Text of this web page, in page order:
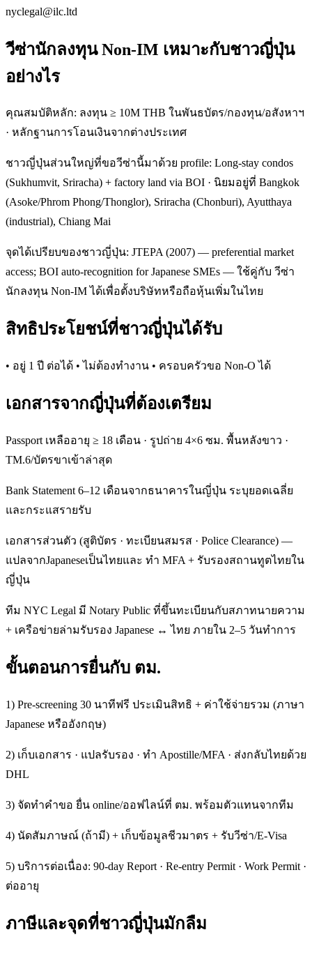
nyclegal@ilc.ltd
วีซ่านักลงทุน Non-IM เหมาะกับชาวญี่ปุ่น
อย่างไร
คุณสมบัติหลัก: ลงทุน ≥ 10M THB ในพันธบัตร/กองทุน/อสังหาฯ
· หลักฐานการโอนเงินจากต่างประเทศ
ชาวญี่ปุ่นส่วนใหญ่ที่ขอวีซ่านี้มาด้วย profile: Long-stay condos
(Sukhumvit, Sriracha) + factory land via BOI · นิยมอยู่ที่ Bangkok
(Asoke/Phrom Phong/Thonglor), Sriracha (Chonburi), Ayutthaya
(industrial), Chiang Mai
จุดได้เปรียบของชาวญี่ปุ่น: JTEPA (2007) — preferential market
access; BOI auto-recognition for Japanese SMEs — ใช้คู่กับ วีซ่า
นักลงทุน Non-IM ได้เพื่อตั้งบริษัทหรือถือหุ้นเพิ่มในไทย
สิทธิประโยชน์ที่ชาวญี่ปุ่นได้รับ
• อยู่ 1 ปี ต่อได้ • ไม่ต้องทำงาน • ครอบครัวขอ Non-O ได้
เอกสารจากญี่ปุ่นที่ต้องเตรียม
Passport เหลืออายุ ≥ 18 เดือน · รูปถ่าย 4×6 ซม. พื้นหลังขาว ·
TM.6/บัตรขาเข้าล่าสุด
Bank Statement 6–12 เดือนจากธนาคารในญี่ปุ่น ระบุยอดเฉลี่ย
และกระแสรายรับ
เอกสารส่วนตัว (สูติบัตร · ทะเบียนสมรส · Police Clearance) —
แปลจากJapaneseเป็นไทยและ ทำ MFA + รับรองสถานทูตไทยใน
ญี่ปุ่น
ทีม NYC Legal มี Notary Public ที่ขึ้นทะเบียนกับสภาทนายความ
+ เครือข่ายล่ามรับรอง Japanese ↔ ไทย ภายใน 2–5 วันทำการ
ขั้นตอนการยื่นกับ ตม.
1) Pre-screening 30 นาทีฟรี ประเมินสิทธิ + ค่าใช้จ่ายรวม (ภาษา
Japanese หรืออังกฤษ)
2) เก็บเอกสาร · แปลรับรอง · ทำ Apostille/MFA · ส่งกลับไทยด้วย
DHL
3) จัดทำคำขอ ยื่น online/ออฟไลน์ที่ ตม. พร้อมตัวแทนจากทีม
4) นัดสัมภาษณ์ (ถ้ามี) + เก็บข้อมูลชีวมาตร + รับวีซ่า/E-Visa
5) บริการต่อเนื่อง: 90-day Report · Re-entry Permit · Work Permit ·
ต่ออายุ
ภาษีและจุดที่ชาวญี่ปุ่นมักลืม